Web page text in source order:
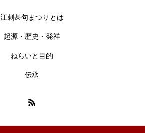
江刺甚句まつりとは
起源・歴史・発祥
ねらいと目的
伝承